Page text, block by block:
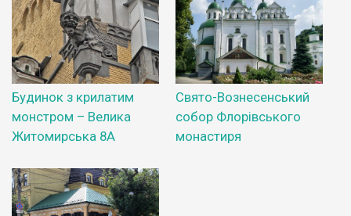
Будинок з крилатим
монстром – Велика
Житомирська 8А
Свято-Вознесенський
собор Флорівського
монастиря